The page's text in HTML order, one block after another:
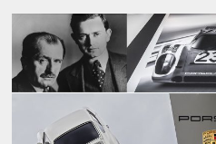
Oder a bissle
Euch zwei